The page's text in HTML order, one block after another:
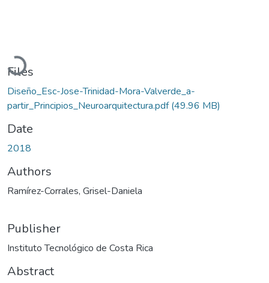
Loading...
Files
Diseño_Esc-Jose-Trinidad-Mora-Valverde_a-
partir_Principios_Neuroarquitectura.pdf(49.96 MB)
Date
2018
Authors
Ramírez-Corrales, Grisel-Daniela
Publisher
Instituto Tecnológico de Costa Rica
Abstract